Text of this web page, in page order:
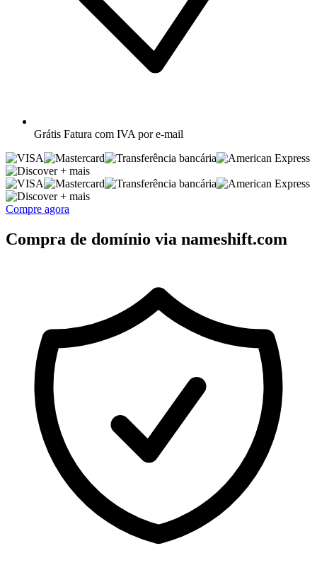
Grátis Fatura com IVA por e-mail
+ mais
+ mais
Compre agora
Compra de domínio via nameshift.com